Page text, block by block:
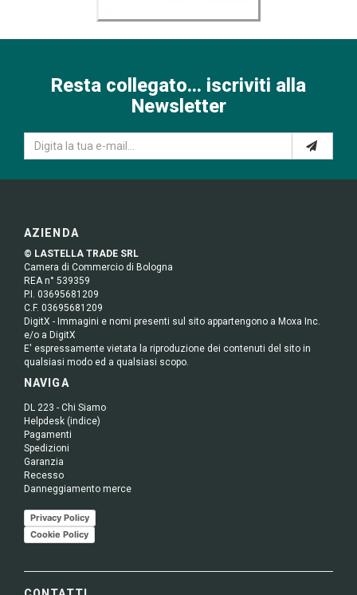
Resta collegato... iscriviti alla
Newsletter
AZIENDA
© LASTELLA TRADE SRL
Camera di Commercio di Bologna
REA n° 539359
P.I. 03695681209
C.F. 03695681209
DigitX - Immagini e nomi presenti sul sito appartengono a Moxa Inc.
e/o a DigitX
E' espressamente vietata la riproduzione dei contenuti del sito in
qualsiasi modo ed a qualsiasi scopo.
NAVIGA
DL 223 - Chi Siamo
Helpdesk (indice)
Pagamenti
Spedizioni
Garanzia
Recesso
Danneggiamento merce
Privacy Policy
Cookie Policy